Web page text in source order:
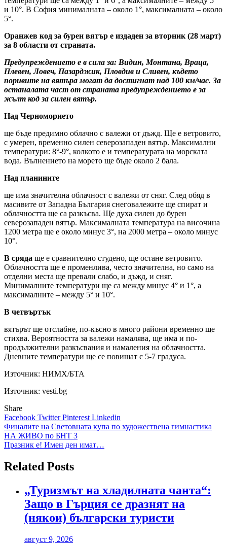
и 10°. В София минималната – около 1°, максималната – около
5°.
Оранжев код за бурен вятър е издаден за вторник (28 март)
за 8 области от страната.
Предупреждението е в сила за: Видин, Монтана, Враца,
Плевен, Ловеч, Пазарджик, Пловдив и Сливен, където
поривите на вятъра могат да достигнат над 100 км/час. За
останалата част от страната предупреждението е за
жълт код за силен вятър.
Над Черноморието
ще бъде предимно облачно с валежи от дъжд. Ще е ветровито,
с умерен, временно силен северозападен вятър. Максимални
температури: 8°-9°, колкото е и температурата на морската
вода. Вълнението на морето ще бъде около 2 бала.
Над планините
ще има значителна облачност с валежи от сняг. След обяд в
масивите от Западна България снеговалежите ще спират и
облачността ще са разкъсва. Ще духа силен до бурен
северозападен вятър. Максималната температура на височина
1200 метра ще е около минус 3°, на 2000 метра – около минус
10°.
В сряда ще е сравнително студено, ще остане ветровито.
Облачността ще е променлива, често значителна, но само на
отделни места ще превали слабо, и дъжд, и сняг.
Минималните температури ще са между минус 4° и 1°, а
максималните – между 5° и 10°.
В четвъртък
вятърът ще отслабне, по-късно в много райони временно ще
стихва. Вероятността за валежи намалява, ще има и по-
продължителни разкъсвания и намаления на облачността.
Дневните температури ще се повишат с 5-7 градуса.
Източник: НИМХ/БТА
Източник: vesti.bg
Share
Facebook TwitterPinterest Linkedin
Навигация
Финалите на Световната купа по художествена гимнастика
НА ЖИВО по БНТ 3
Празник е! Имен ден имат…
Related Posts
„Туризмът на хладилната чанта“:
Защо в Гърция се дразнят на
(някои) български туристи
август 9, 2026